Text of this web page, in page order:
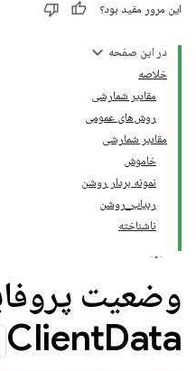
این مرور مفید بود؟
در این صفحه
خلاصه
مقادیر شمارشی
روش‌های عمومی
مقادیر شمارشی
خاموش
نمونه بردار روشن
ردیاب_روشن
ناشناخته
وضعیت
ClientData